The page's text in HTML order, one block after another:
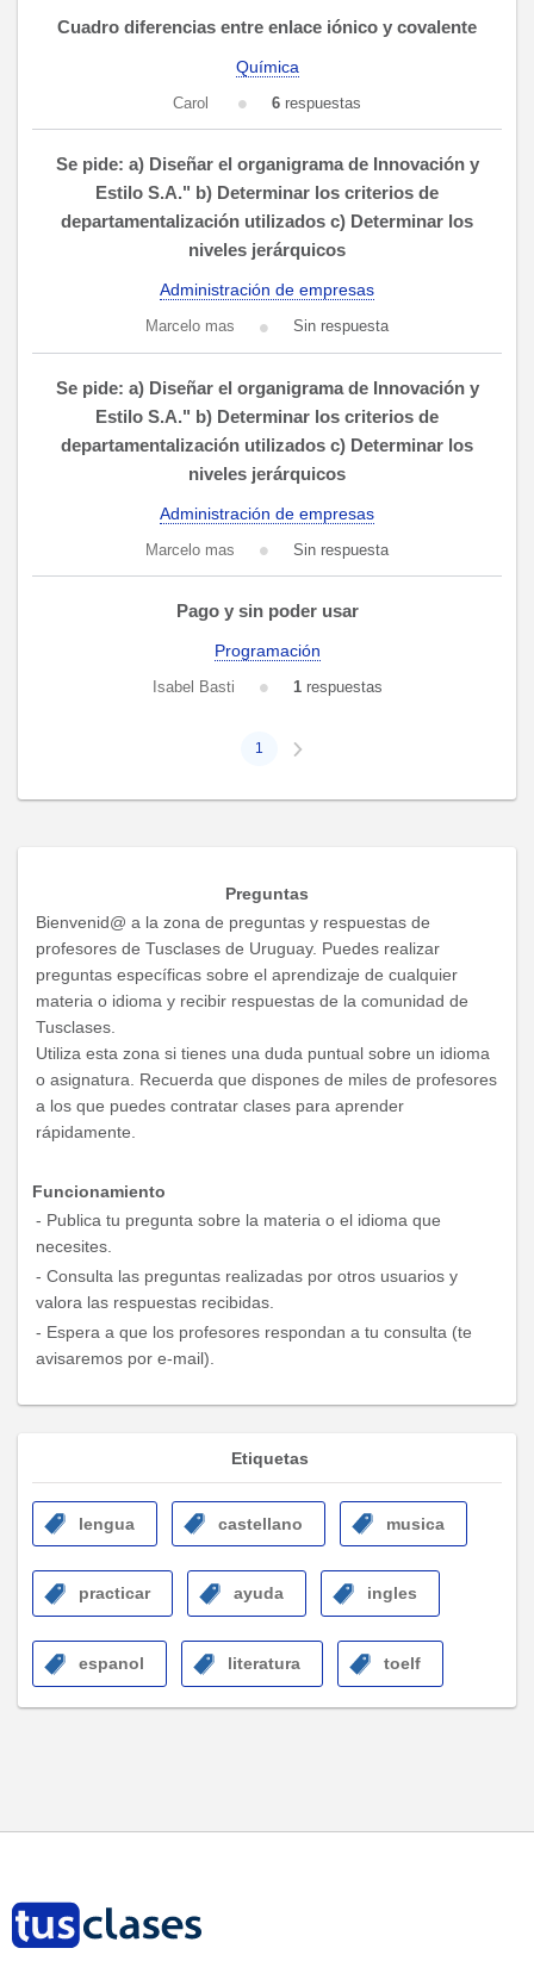
Cuadro diferencias entre enlace iónico y covalente
Química
Carol 6 respuestas
Se pide: a) Diseñar el organigrama de Innovación y
Estilo S.A." b) Determinar los criterios de
departamentalización utilizados c) Determinar los
niveles jerárquicos
Administración de empresas
Marcelo mas Sin respuesta
Se pide: a) Diseñar el organigrama de Innovación y
Estilo S.A." b) Determinar los criterios de
departamentalización utilizados c) Determinar los
niveles jerárquicos
Administración de empresas
Marcelo mas Sin respuesta
Pago y sin poder usar
Programación
Isabel Basti 1respuestas
1
Preguntas
Bienvenid@ a la zona de preguntas y respuestas de
profesores de Tusclases de Uruguay. Puedes realizar
preguntas específicas sobre el aprendizaje de cualquier
materia o idioma y recibir respuestas de la comunidad de
Tusclases.
Utiliza esta zona si tienes una duda puntual sobre un idioma
o asignatura. Recuerda que dispones de miles de profesores
a los que puedes contratar clases para aprender
rápidamente.
Funcionamiento
- Publica tu pregunta sobre la materia o el idioma que
necesites.
- Consulta las preguntas realizadas por otros usuarios y
valora las respuestas recibidas.
- Espera a que los profesores respondan a tu consulta (te
avisaremos por e-mail).
Etiquetas
lengua castellano musica
practicar ayuda ingles
espanol literatura toelf